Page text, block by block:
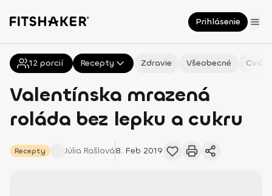
Prihlásenie
Všetky Recepty Zdravie Všeobecné
Valentínska mrazená
roláda bez lepku a cukru
Recepty Júlia Rašlová8. Feb 2019
12 porcií